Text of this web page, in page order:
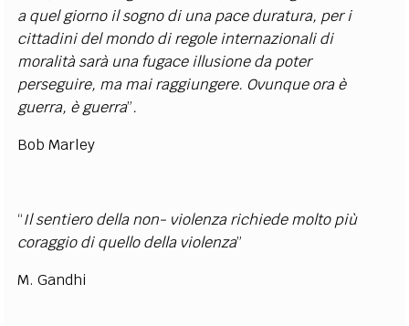
a quel giorno il sogno di una pace duratura, per i
cittadini del mondo di regole internazionali di
moralità sarà una fugace illusione da poter
perseguire, ma mai raggiungere. Ovunque ora è
guerra, è guerra”.
Bob Marley
“Il sentiero della non- violenza richiede molto più
coraggiodi quello della violenza”
M. Gandhi